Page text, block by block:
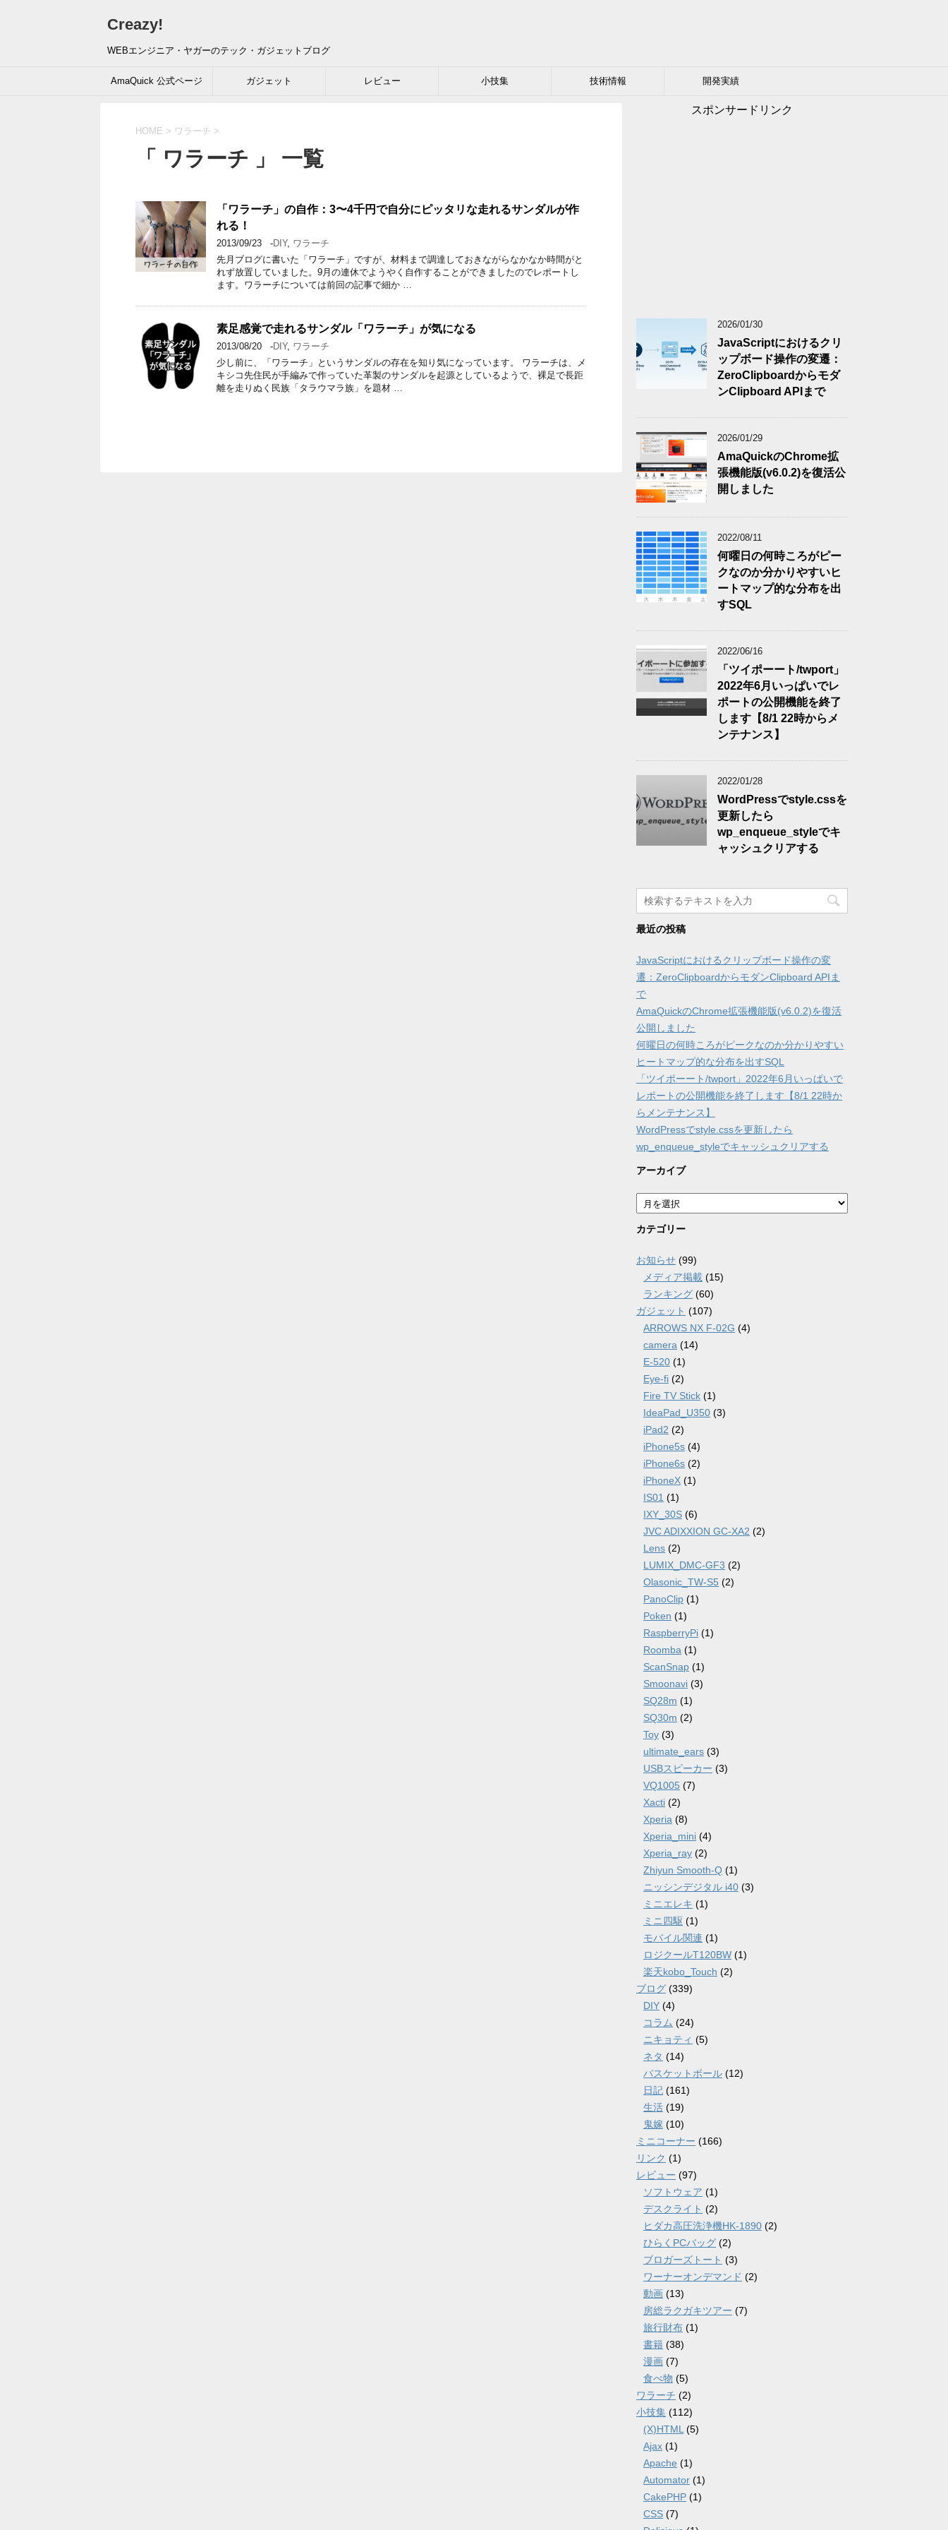
Creazy!
WEBエンジニア・ヤガーのテック・ガジェットブログ
AmaQuick 公式ページ ガジェット レビュー 小技集 技術情報 開発実績
HOME > ワラーチ >
「 ワラーチ 」 一覧
「ワラーチ」の自作：3〜4千円で自分にピッタリな走れるサンダルが作
れる！
2013/09/23 -DIY, ワラーチ
先月ブログに書いた「ワラーチ」ですが、材料まで調達しておきながらなかなか時間がと
れず放置していました。9月の連休でようやく自作することができましたのでレポートし
ます。ワラーチについては前回の記事で細か …
素足感覚で走れるサンダル「ワラーチ」が気になる
2013/08/20 -DIY, ワラーチ
少し前に、「ワラーチ」というサンダルの存在を知り気になっています。 ワラーチは、メ
キシコ先住民が手編みで作っていた革製のサンダルを起源としているようで、裸足で長距
離を走りぬく民族「タラウマラ族」を題材 …
スポンサードリンク
2026/01/30
JavaScriptにおけるクリ
ップボード操作の変遷：
ZeroClipboardからモダ
ンClipboard APIまで
2026/01/29
AmaQuickのChrome拡
張機能版(v6.0.2)を復活公
開しました
2022/08/11
何曜日の何時ころがピー
クなのか分かりやすいヒ
ートマップ的な分布を出
すSQL
2022/06/16
「ツイポーート/twport」
2022年6月いっぱいでレ
ポートの公開機能を終了
します【8/1 22時からメ
ンテナンス】
2022/01/28
WordPressでstyle.cssを
更新したら
wp_enqueue_styleでキ
ャッシュクリアする
最近の投稿
JavaScriptにおけるクリップボード操作の変
遷：ZeroClipboardからモダンClipboard APIま
で
AmaQuickのChrome拡張機能版(v6.0.2)を復活
公開しました
何曜日の何時ころがピークなのか分かりやすい
ヒートマップ的な分布を出すSQL
「ツイポーート/twport」2022年6月いっぱいで
レポートの公開機能を終了します【8/1 22時か
らメンテナンス】
WordPressでstyle.cssを更新したら
wp_enqueue_styleでキャッシュクリアする
アーカイブ
ア
ー
カ
ブ
カテゴリー
お知らせ (99)
メディア掲載 (15)
ランキング (60)
ガジェット (107)
ARROWS NX F-02G (4)
camera (14)
E-520 (1)
Eye-fi (2)
Fire TV Stick (1)
IdeaPad_U350 (3)
iPad2 (2)
iPhone5s (4)
iPhone6s (2)
iPhoneX (1)
IS01 (1)
IXY_30S (6)
JVC ADIXXION GC-XA2 (2)
Lens (2)
LUMIX_DMC-GF3 (2)
Olasonic_TW-S5 (2)
PanoClip (1)
Poken (1)
RaspberryPi (1)
Roomba (1)
ScanSnap (1)
Smoonavi (3)
SQ28m (1)
SQ30m (2)
Toy (3)
ultimate_ears (3)
USBスピーカー (3)
VQ1005 (7)
Xacti (2)
Xperia (8)
Xperia_mini (4)
Xperia_ray (2)
Zhiyun Smooth-Q (1)
ニッシンデジタル i40 (3)
ミニエレキ (1)
ミニ四駆 (1)
モバイル関連 (1)
ロジクールT120BW (1)
楽天kobo_Touch (2)
ブログ (339)
DIY (4)
コラム (24)
ニキョティ (5)
ネタ (14)
バスケットボール (12)
日記 (161)
生活 (19)
鬼嫁 (10)
ミニコーナー (166)
リンク (1)
レビュー (97)
ソフトウェア (1)
デスクライト (2)
ヒダカ高圧洗浄機HK-1890 (2)
ひらくPCバッグ (2)
ブロガーズトート (3)
ワーナーオンデマンド (2)
動画 (13)
房総ラクガキツアー (7)
旅行財布 (1)
書籍 (38)
漫画 (7)
食べ物 (5)
ワラーチ (2)
小技集 (112)
(X)HTML (5)
Ajax (1)
Apache (1)
Automator (1)
CakePHP (1)
CSS (7)